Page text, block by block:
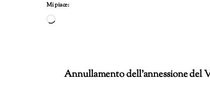
Mi piace:
Caricamento
Annullamento dell’annessione del